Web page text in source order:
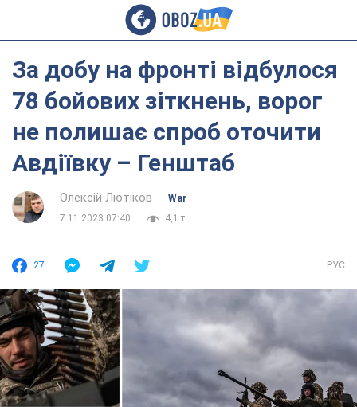
За добу на фронті відбулося
78 бойових зіткнень, ворог
не полишає спроб оточити
Авдіївку – Генштаб
Олексій Лютіков
War
7.11.2023 07:40
4,1 т.
27 РУС